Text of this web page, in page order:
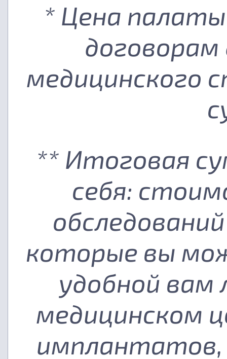
* Цена
договорам
медицинского
** Итоговая
себя:
которые вы
удобной вам
медицинском